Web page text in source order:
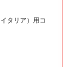
タリア）用コ